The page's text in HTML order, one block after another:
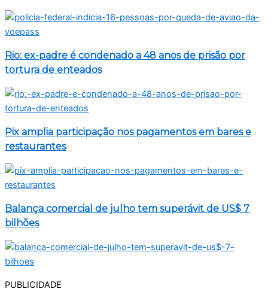
Rio: ex-padre é condenado a 48 anos de prisão por
tortura de enteados
Pix amplia participação nos pagamentos em bares e
restaurantes
Balança comercial de julho tem superávit de US$ 7
bilhões
PUBLICIDADE